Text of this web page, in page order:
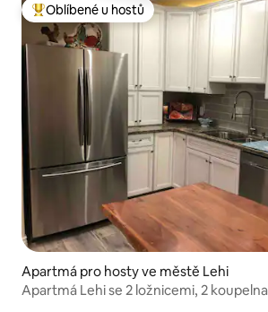
Nejlepší v kategorii Oblíbené u hostů
Oblíbené u hostů
Apartmá pro hosty ve městě Lehi
Apartmá Lehi se 2 ložnicemi, 2